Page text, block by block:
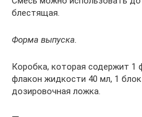
блестящая.
Форма выпуска.
Коробка, которая содержит 1
флакон жидкости 40 мл, 1
дозировочная ложка.